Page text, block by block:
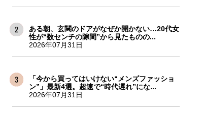
ある朝、玄関のドアがなぜか開かない…20代女
性が“数センチの隙間”から見たものの...
2026年07月31日
「今から買ってはいけない“メンズファッショ
ン”」最新4選。超速で“時代遅れ”にな...
2026年07月31日